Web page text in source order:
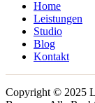
Home
Leistungen
Studio
Blog
Kontakt
Copyright © 2025